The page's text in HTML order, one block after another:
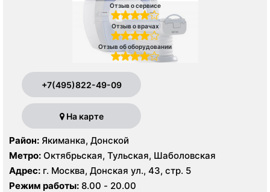
Отзыв о сервисе
Отзыв о врачах
Отзыв об оборудовании
+7(495)822-49-09
На карте
Район: Якиманка, Донской
Метро: Октябрьская, Тульская, Шаболовская
Адрес: г. Москва, Донская ул., 43, стр. 5
Режим работы: 8.00 - 20.00